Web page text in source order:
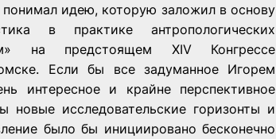
идею, которую заложил в основу
в практике антропологических
на предстоящем XIV Конгрессе
Если бы все задуманное Игорем
интересное и крайне перспективное
исследовательские горизонты и
было бы инициировано бесконечно